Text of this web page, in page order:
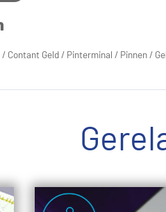
/ Contant Geld / Pinterminal / Pinnen /